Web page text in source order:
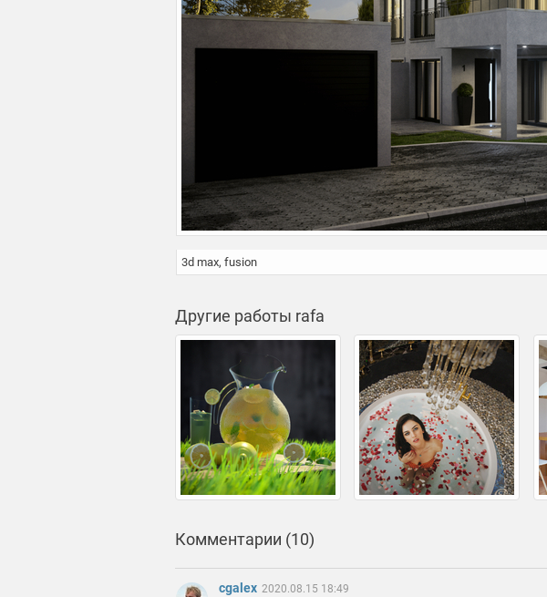
3d max, fusion
Другие работы rafa
Комментарии (10)
cgalex 2020.08.15 18:49